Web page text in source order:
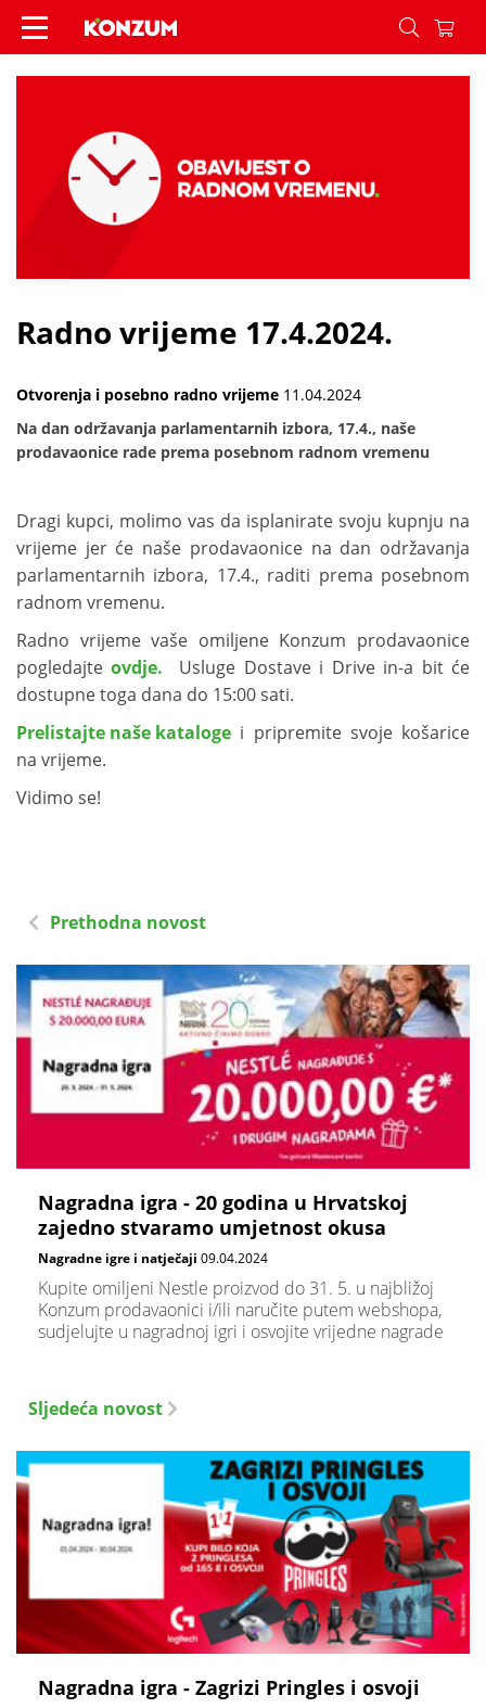
Radno vrijeme 17.4.2024. - Vijesti - Konzum
Radno vrijeme 17.4.2024.
Otvorenja i posebno radno vrijeme 11.04.2024
Na dan održavanja parlamentarnih izbora, 17.4., naše
prodavaonice rade prema posebnom radnom vremenu
Dragi kupci, molimo vas da isplanirate svoju kupnju na
vrijeme jer će naše prodavaonice na dan održavanja
parlamentarnih izbora, 17.4., raditi prema posebnom
radnom vremenu.
Radno vrijeme vaše omiljene Konzum prodavaonice
pogledajteovdje. Usluge Dostave i Drive in-a bit će
dostupne toga dana do 15:00 sati.
Prelistajte naše kataloge i pripremite svoje košarice
na vrijeme.
Vidimo se!
Prethodna novost
Nagradna igra - 20 godina u Hrvatskoj
zajedno stvaramo umjetnost okusa
Nagradne igre i natječaji 09.04.2024
Kupite omiljeni Nestle proizvod do 31. 5. u najbližoj
Konzum prodavaonici i/ili naručite putem webshopa,
sudjelujte u nagradnoj igri i osvojite vrijedne nagrade
Sljedeća novost
Nagradna igra - Zagrizi Pringles i osvoji